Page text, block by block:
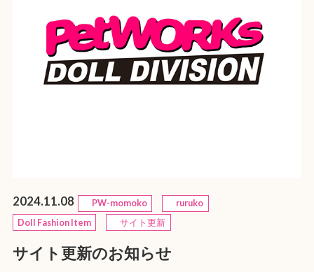
2024.11.08 PW-momoko
ruruko
Doll Fashion Item
サイト更新
サイト更新のお知らせ